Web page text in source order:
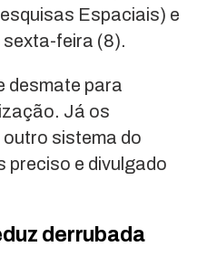
Espaciais) e
feira (8).
desmate para
Já os
sistema do
preciso e divulgado
derrubada